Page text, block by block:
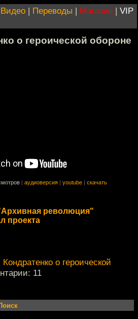
Видео | Переводы | Магазин | VIP
о героической обороне
аудиоверсия youtube скачать
революция"
проекта
о героической
11